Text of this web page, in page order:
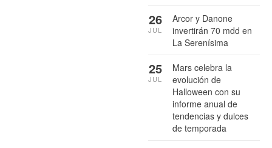
Arcor y Danone
invertirán 70 mdd en
La Serenísima
26
JUL
Mars celebra la
evolución de
Halloween con su
informe anual de
tendencias y dulces
de temporada
25
JUL